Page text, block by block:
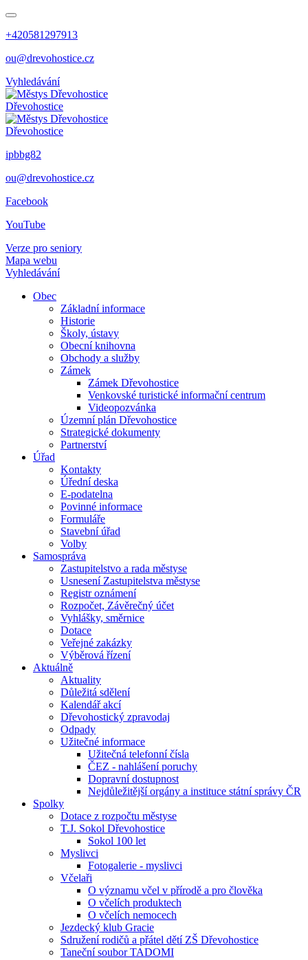
+420581297913
ou@drevohostice.cz
Vyhledávání
Dřevohostice
Dřevohostice
ipbbg82
ou@drevohostice.cz
Facebook
YouTube
Verze pro seniory
Mapa webu
Vyhledávání
Obec
Základní informace
Historie
Školy, ústavy
Obecní knihovna
Obchody a služby
Zámek
Zámek Dřevohostice
Venkovské turistické informační centrum
Videopozvánka
Územní plán Dřevohostice
Strategické dokumenty
Partnerství
Úřad
Kontakty
Úřední deska
E-podatelna
Povinné informace
Formuláře
Stavební úřad
Volby
Samospráva
Zastupitelstvo a rada městyse
Usnesení Zastupitelstva městyse
Registr oznámení
Rozpočet, Závěrečný účet
Vyhlášky, směrnice
Dotace
Veřejné zakázky
Výběrová řízení
Aktuálně
Aktuality
Důležitá sdělení
Kalendář akcí
Dřevohostický zpravodaj
Odpady
Užitečné informace
Užitečná telefonní čísla
ČEZ - nahlášení poruchy
Dopravní dostupnost
Nejdůležitější orgány a instituce státní správy ČR
Spolky
Dotace z rozpočtu městyse
T.J. Sokol Dřevohostice
Sokol 100 let
Myslivci
Fotogalerie - myslivci
Včelaři
O významu včel v přírodě a pro člověka
O včelích produktech
O včelích nemocech
Jezdecký klub Gracie
Sdružení rodičů a přátel dětí ZŠ Dřevohostice
Taneční soubor TADOMI